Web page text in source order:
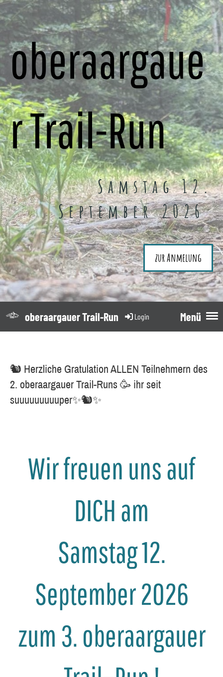
oberaargaue
r Trail-Run
Samstag 12.
September 2026
zur Anmelung
Menü
Login
oberaargauer Trail-Run
🐿️ Herzliche Gratulation ALLEN Teilnehmern des
2. oberaargauer Trail-Runs 🥳 ihr seit
suuuuuuuuuper✨🐿️✨
Wir freuen uns auf
DICH am
Samstag 12.
September 2026
zum 3. oberaargauer